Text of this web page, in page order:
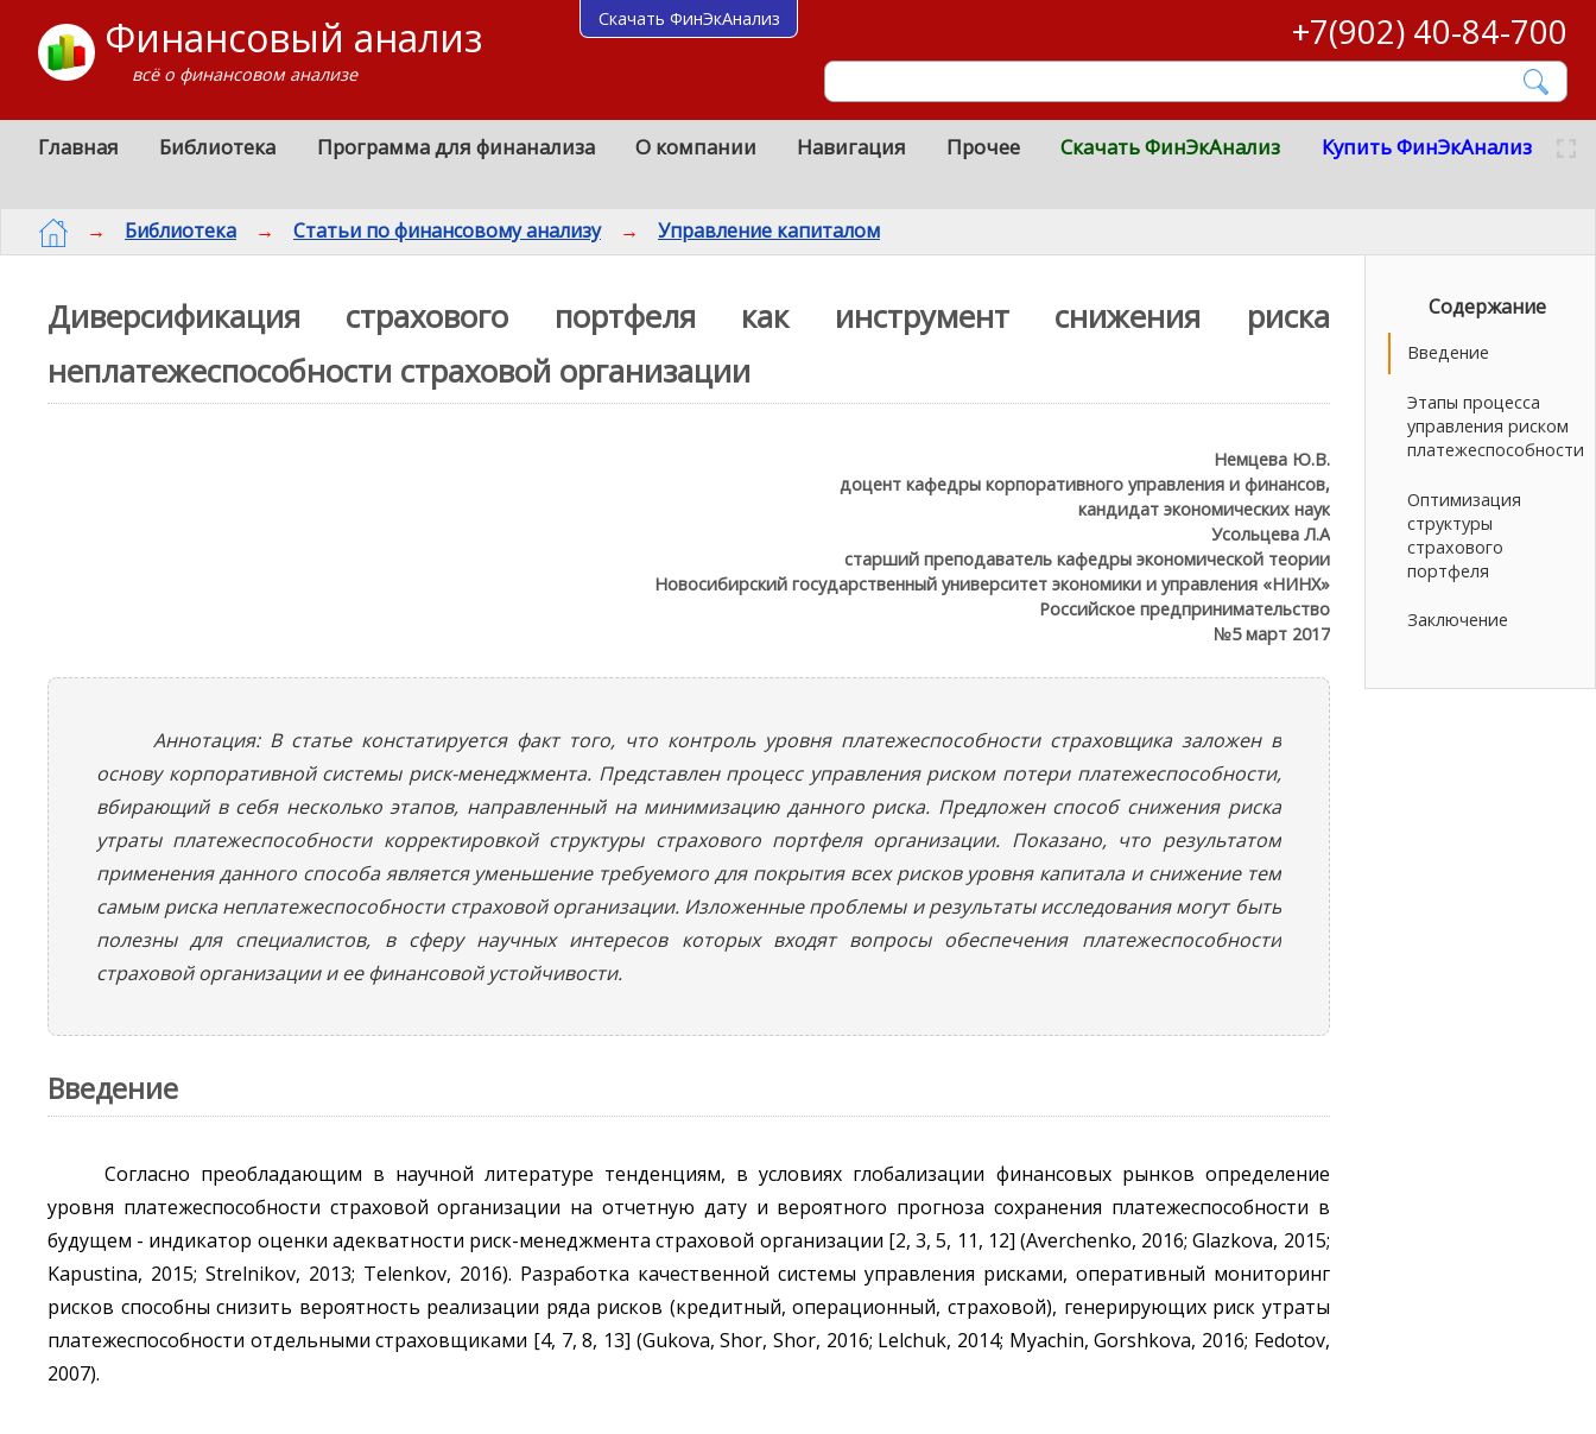
Финансовый анализ
всё о финансовом анализе
+7(902) 40-84-700
Главная Библиотека Программа для финанализа О компании Навигация Прочее Скачать ФинЭкАнализ Купить ФинЭкАнализ
→ Библиотека → Статьи по финансовому анализу → Управление капиталом
Диверсификация страхового портфеля как инструмент снижения риска
неплатежеспособности страховой организации
Немцева Ю.В.
доцент кафедры корпоративного управления и финансов,
кандидат экономических наук
Усольцева Л.А
старший преподаватель кафедры экономической теории
Новосибирский государственный университет экономики и управления «НИНХ»
Российское предпринимательство
№5 март 2017
Аннотация: В статье констатируется факт того, что контроль уровня платежеспособности страховщика заложен в
основу корпоративной системы риск-менеджмента. Представлен процесс управления риском потери платежеспособности,
вбирающий в себя несколько этапов, направленный на минимизацию данного риска. Предложен способ снижения риска
утраты платежеспособности корректировкой структуры страхового портфеля организации. Показано, что результатом
применения данного способа является уменьшение требуемого для покрытия всех рисков уровня капитала и снижение тем
самым риска неплатежеспособности страховой организации. Изложенные проблемы и результаты исследования могут быть
полезны для специалистов, в сферу научных интересов которых входят вопросы обеспечения платежеспособности
страховой организации и ее финансовой устойчивости.
Введение
Согласно преобладающим в научной литературе тенденциям, в условиях глобализации финансовых рынков определение
уровня платежеспособности страховой организации на отчетную дату и вероятного прогноза сохранения платежеспособности в
будущем - индикатор оценки адекватности риск-менеджмента страховой организации [2, 3, 5, 11, 12] (Averchenko, 2016; Glazkova, 2015;
Kapustina, 2015; Strelnikov, 2013; Telenkov, 2016). Разработка качественной системы управления рисками, оперативный мониторинг
рисков способны снизить вероятность реализации ряда рисков (кредитный, операционный, страховой), генерирующих риск утраты
платежеспособности отдельными страховщиками [4, 7, 8, 13] (Gukova, Shor, Shor, 2016; Lelchuk, 2014; Myachin, Gorshkova, 2016; Fedotov,
2007).
Содержание
Введение
Этапы процесса
управления риском
платежеспособности
Оптимизация
структуры
страхового
портфеля
Заключение
Скачать ФинЭкАнализ